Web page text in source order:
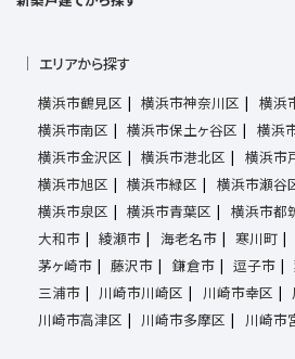
エリアから探す
横浜市鶴見区
横浜市神奈川区 横浜
横浜市南区
横浜市保土ヶ谷区
横浜
横浜市金沢区
横浜市港北区 横浜市
横浜市旭区
横浜市緑区 横浜市瀬谷
横浜市泉区
横浜市青葉区 横浜市都
大和市
綾瀬市 海老名市 寒川町
茅ヶ崎市
藤沢市 鎌倉市 逗子市
三浦市
川崎市川崎区 川崎市幸区
川崎市高津区
川崎市多摩区 川崎市